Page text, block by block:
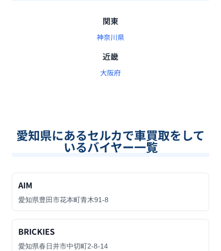
関東
神奈川県
近畿
大阪府
愛知県にあるセルカで車買取をして
いるバイヤー一覧
AIM
愛知県豊田市花本町青木91-8
BRICKIES
愛知県春日井市中切町2-8-14